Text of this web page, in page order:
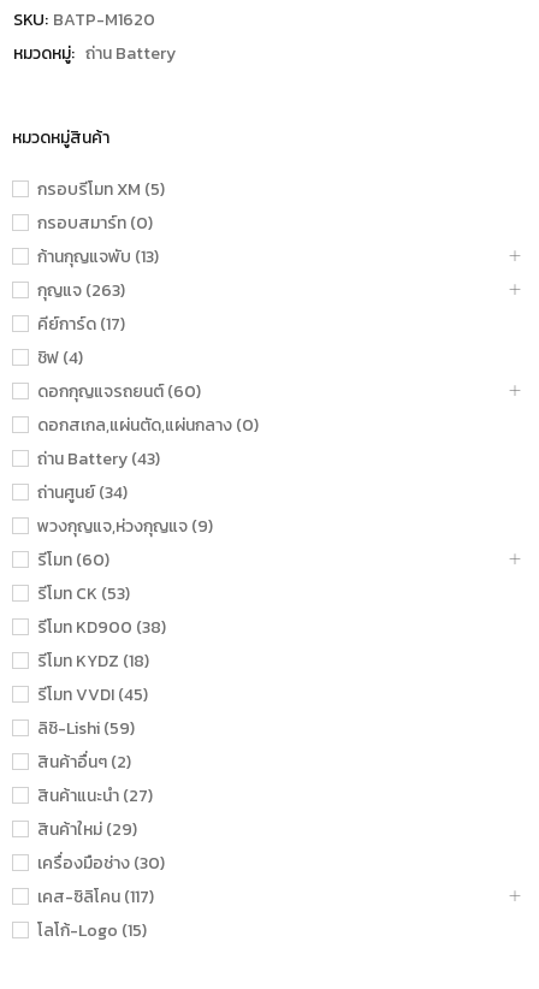
หมวดหมู่สินค้า
กรอบรีโมท XM (5)
กรอบสมาร์ท (0)
ก้านกุญแจพับ (13)
กุญแจ (263)
คีย์การ์ด (17)
ชิฟ (4)
ดอกกุญแจรถยนต์ (60)
ดอกสเกล,แผ่นตัด,แผ่นกลาง (0)
ถ่าน Battery (43)
ถ่านศูนย์ (34)
พวงกุญแจ,ห่วงกุญแจ (9)
รีโมท (60)
รีโมท CK (53)
รีโมท KD900 (38)
รีโมท KYDZ (18)
รีโมท VVDI (45)
ลิชิ-Lishi (59)
สินค้าอื่นๆ (2)
สินค้าแนะนำ (27)
สินค้าใหม่ (29)
เครื่องมือช่าง (30)
เคส-ซิลิโคน (117)
โลโก้-Logo (15)
SKU: BATP-M1620
หมวดหมู่: ถ่าน Battery